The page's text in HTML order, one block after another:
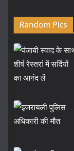
Random Pics